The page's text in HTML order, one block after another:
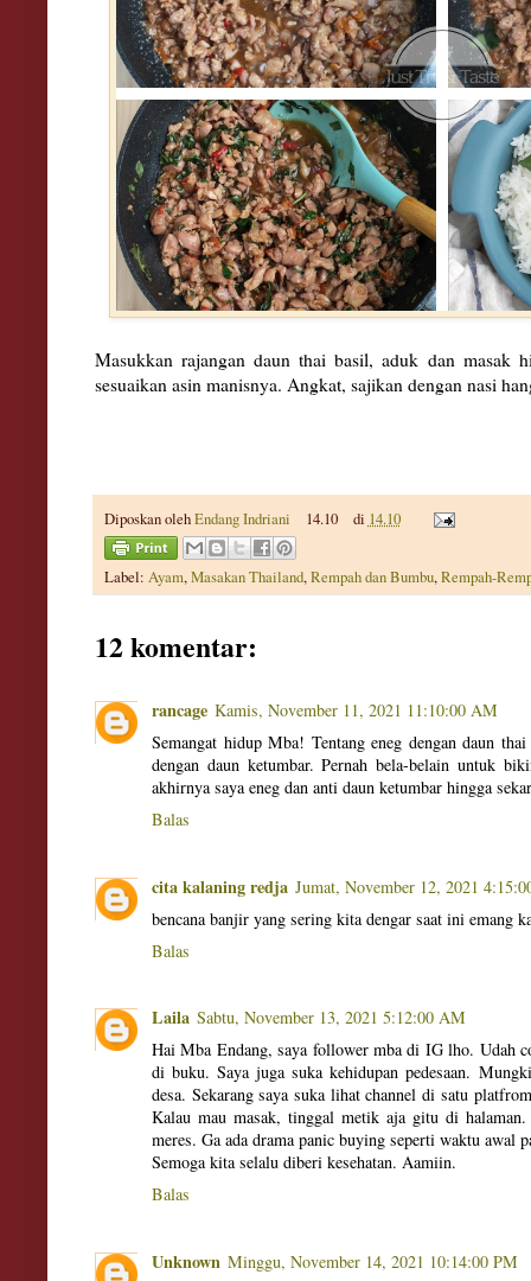
Masukkan rajangan daun thai basil, aduk dan masak
sesuaikan asin manisnya. Angkat, sajikan dengan nasi
Diposkan olehEndang Indriani 14.10 di 14.10
Label: Ayam,Masakan Thailand,Rempah dan Bumbu,Rempah-
12 komentar:
rancage Kamis, November 11, 2021 11:10:00 AM
Semangat hidup Mba! Tentang eneg dengan daun
dengan daun ketumbar. Pernah bela-belain untuk
akhirnya saya eneg dan anti daun ketumbar hingga
Balas
cita kalaning redja Jumat, November 12, 2021
bencana banjir yang sering kita dengar saat ini emang
Balas
Laila Sabtu, November 13, 2021 5:12:00 AM
Hai Mba Endang, saya follower mba di IG lho. Udah
di buku. Saya juga suka kehidupan pedesaan.
desa. Sekarang saya suka lihat channel di satu
Kalau mau masak, tinggal metik aja gitu di
meres. Ga ada drama panic buying seperti waktu awal
Semoga kita selalu diberi kesehatan. Aamiin.
Balas
Unknown Minggu, November 14, 2021 10:14:00 PM